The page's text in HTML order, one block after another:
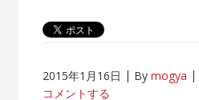
2015年1月16日 Bymogya
コメントする